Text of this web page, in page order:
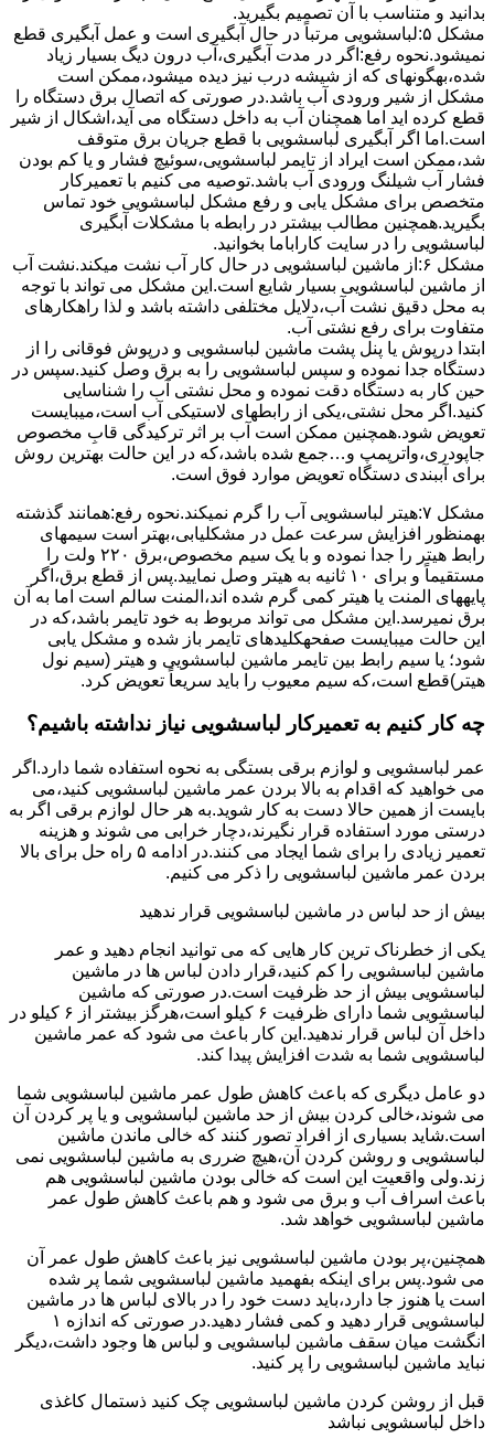
بدانید و متناسب با آن تصمیم بگیرید.
مشکل ۵:لباسشویی مرتباً در ﺣﺎل آﺑﮕﯿﺮی اﺳﺖ و ﻋﻤﻞ آﺑﮕﯿﺮی ﻗﻄﻊ
نمیشود.نحوه رﻓﻊ:اﮔﺮ در ﻣﺪت آﺑﮕﯿﺮی،آب درون دﯾﮓ ﺑﺴﯿﺎر زﯾﺎد
ﺷﺪه،بهگونهای ﮐﻪ از ﺷﯿﺸﻪ درب ﻧﯿﺰ دﯾﺪه میشود،ممکن است
مشکل از شیر ورودی آب باشد.در صورتی که اتصال برق دستگاه را
قطع کرده اید اما همچنان آب به داخل دستگاه می آید،اشکال از شیر
است.اما اگر آبگیری لباسشویی با قطع جریان برق متوقف
شد،ممکن است ایراد از تایمر لباسشویی،سوئیچ فشار و یا کم بودن
فشار آب شیلنگ ورودی آب باشد.توصیه می کنیم با تعمیرکار
متخصص برای مشکل یابی و رفع مشکل لباسشویی خود تماس
بگیرید.همچنین مطالب بیشتر در رابطه با مشکلات آبگیری
لباسشویی را در سایت کاراباما بخوانید.
مشکل ۶:از ﻣﺎﺷﯿﻦ لباسشویی در ﺣﺎل ﮐﺎر آب ﻧﺸﺖ میکند.نشت آب
از ماشین لباسشویی بسیار شایع است.این مشکل می تواند با توجه
به محل دقیق نشت آب،دلایل مختلفی داشته باشد و لذا راهکارهای
متفاوت برای رفع نشتی آب.
ابتدا درپوش یا پنل ﭘﺸﺖ ﻣﺎﺷﯿﻦ لباسشویی و درپوش ﻓﻮﻗﺎﻧﯽ را از
دستگاه ﺟﺪا ﻧﻤﻮده و ﺳﭙﺲ لباسشویی را ﺑﻪ ﺑﺮق وصل ﮐﻨﯿﺪ.سپس در
حین کار به دستگاه دقت نموده و ﻣﺤﻞ نشتی آب را ﺷﻨﺎﺳﺎﯾﯽ
کنید.اﮔﺮ ﻣﺤﻞ نشتی،ﯾﮑﯽ از رابطهای ﻻﺳﺘﯿﮑﯽ آب اﺳﺖ،میبایست
ﺗﻌﻮﯾﺾ شود.همچنین ﻣﻤﮑﻦ اﺳﺖ آب بر اثر ﺗﺮﮐﯿﺪﮔﯽ قابِ ﻣﺨﺼﻮص
ﺟﺎﭘﻮدری،واترپمپ و…جمع شده ﺑﺎﺷﺪ،ﮐﻪ در این حالت بهترین روش
برای آببندی دستگاه ﺗﻌﻮﯾﺾ ﻣﻮارد ﻓﻮق اﺳﺖ.
مشکل ۷:ﻫﯿﺘﺮ لباسشویی آب را ﮔﺮم نمیکند.نحوه رﻓﻊ:ﻫﻤﺎﻧﻨﺪ ﮔﺬﺷﺘﻪ
بهمنظور اﻓﺰاﯾﺶ ﺳﺮﻋﺖ ﻋﻤﻞ در مشکلیابی،بهتر است سیمهای
راﺑﻂ ﻫﯿﺘﺮ را ﺟﺪا ﻧﻤﻮده و ﺑﺎ ﯾﮏ ﺳﯿﻢ ﻣﺨﺼﻮص،برق ۲۲۰ ولت را
مستقیماً و برای ۱۰ ﺛﺎﻧﯿﻪ ﺑﻪ ﻫﯿﺘﺮ وصل نمایید.ﭘﺲ از ﻗﻄﻊ ﺑﺮق،اﮔﺮ
پایههای اﻟﻤﻨﺖ یا هیتر کمی ﮔﺮم ﺷﺪه اند،اﻟﻤﻨﺖ ﺳﺎﻟﻢ است اما ﺑﻪ آن
ﺑﺮق نمیرسد.اﯾﻦ ﻣﺸﮑﻞ می تواند مربوط به ﺧﻮد ﺗﺎﯾﻤﺮ باشد،ﮐﻪ در
این حالت میبایست صفحهکلیدهای ﺗﺎﯾﻤﺮ باز شده و مشکل یابی
شود؛ ﯾﺎ ﺳﯿﻢ راﺑﻂ ﺑﯿﻦ ﺗﺎﯾﻤﺮ ماشین لباسشویی و ﻫﯿﺘﺮ (سیم ﻧﻮل
ﻫﯿﺘﺮ)ﻗﻄﻊ اﺳﺖ،ﮐﻪ ﺳﯿﻢ ﻣﻌﯿﻮب را ﺑﺎﯾﺪ سریعاً ﺗﻌﻮﯾﺾ کرد.
چه کار کنیم به تعمیرکار لباسشویی نیاز نداشته باشیم؟
عمر لباسشویی و لوازم برقی بستگی به نحوه استفاده شما دارد.اگر
می خواهید که اقدام به بالا بردن عمر ماشین لباسشویی کنید،می
بایست از همین حالا دست به کار شوید.به هر حال لوازم برقی اگر به
درستی مورد استفاده قرار نگیرند،دچار خرابی می شوند و هزینه
تعمیر زیادی را برای شما ایجاد می کنند.در ادامه ۵ راه حل برای بالا
بردن عمر ماشین لباسشویی را ذکر می کنیم.
بیش از حد لباس در ماشین لباسشویی قرار ندهید
یکی از خطرناک ترین کار هایی که می توانید انجام دهید و عمر
ماشین لباسشویی را کم کنید،قرار دادن لباس ها در ماشین
لباسشویی بیش از حد ظرفیت است.در صورتی که ماشین
لباسشویی شما دارای ظرفیت ۶ کیلو است،هرگز بیشتر از ۶ کیلو در
داخل آن لباس قرار ندهید.این کار باعث می شود که عمر ماشین
لباسشویی شما به شدت افزایش پیدا کند.
دو عامل دیگری که باعث کاهش طول عمر ماشین لباسشویی شما
می شوند،خالی کردن بیش از حد ماشین لباسشویی و یا پر کردن آن
است.شاید بسیاری از افراد تصور کنند که خالی ماندن ماشین
لباسشویی و روشن کردن آن،هیچ ضرری به ماشین لباسشویی نمی
زند.ولی واقعیت این است که خالی بودن ماشین لباسشویی هم
باعث اسراف آب و برق می شود و هم باعث کاهش طول عمر
ماشین لباسشویی خواهد شد.
همچنین،پر بودن ماشین لباسشویی نیز باعث کاهش طول عمر آن
می شود.پس برای اینکه بفهمید ماشین لباسشویی شما پر شده
است یا هنوز جا دارد،باید دست خود را در بالای لباس ها در ماشین
لباسشویی قرار دهید و کمی فشار دهید.در صورتی که اندازه ۱
انگشت میان سقف ماشین لباسشویی و لباس ها وجود داشت،دیگر
نباید ماشین لباسشویی را پر کنید.
قبل از روشن کردن ماشین لباسشویی چک کنید ذستمال کاغذی
داخل لباسشویی نباشد